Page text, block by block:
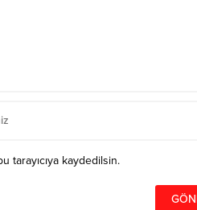
tarayıcıya kaydedilsin.